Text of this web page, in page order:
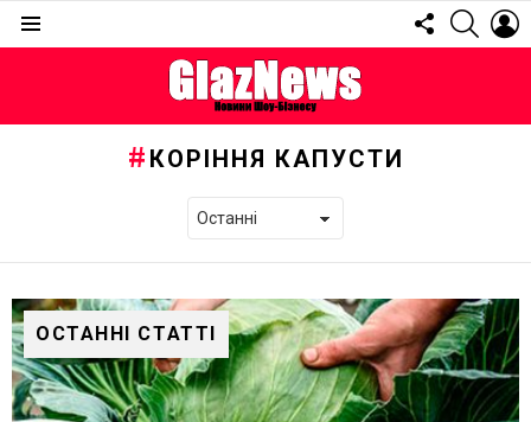
FOLLOW
US
КОРІННЯ КАПУСТИ
ОСТАННІ СТАТТІ